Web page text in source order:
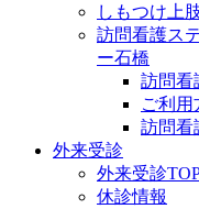
しもつけ上
訪問看護ス
ー石橋
訪問看
ご利用
訪問看
外来受診
外来受診
休診情報